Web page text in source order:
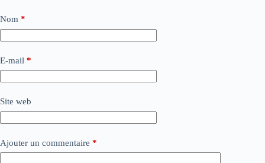
Nom *
E-mail *
Site web
Ajouter un commentaire *